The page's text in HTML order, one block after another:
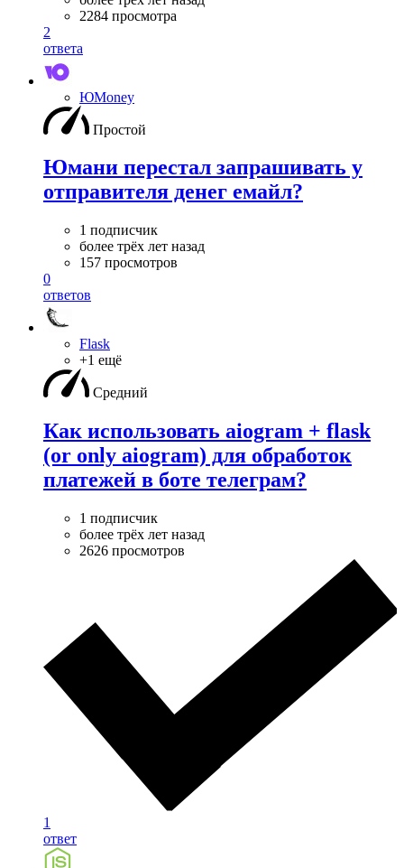
2284 просмотра
2
ответа
ЮMoney
Простой
Юмани перестал запрашивать у
отправителя денег емайл?
1 подписчик
более трёх лет назад
157 просмотров
0
ответов
Flask
+1 ещё
Средний
Как использовать aiogram + flask
(or only aiogram) для обработок
платежей в боте телеграм?
1 подписчик
более трёх лет назад
2626 просмотров
1
ответ